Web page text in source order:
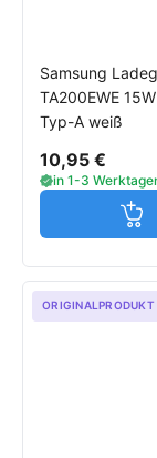
Samsung
TA200EWE
Typ-A weiß
10,95 €
in 1-3
ORIGINALPRODUKT